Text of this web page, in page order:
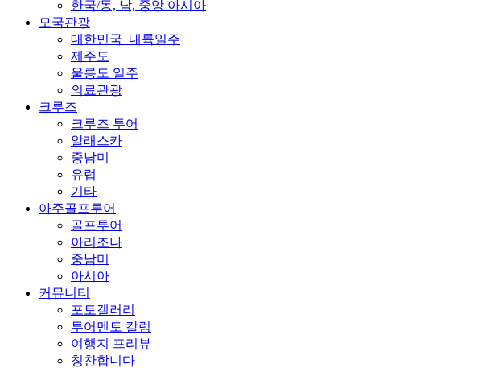
한국/동, 남, 중앙 아시아
모국관광
대한민국_내륙일주
제주도
울릉도 일주
의료관광
크루즈
크루즈 투어
알래스카
중남미
유럽
기타
아주골프투어
골프투어
아리조나
중남미
아시아
커뮤니티
포토갤러리
투어멘토 칼럼
여행지 프리뷰
칭찬합니다